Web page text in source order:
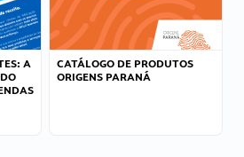
A
CATÁLOGO DE PRODUTOS
ORIGENS PARANÁ